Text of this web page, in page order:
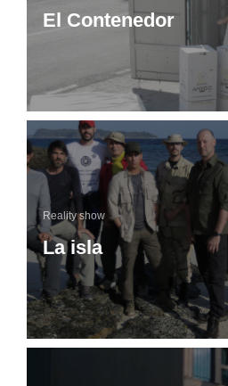
El Contenedor
La isla
Reality show